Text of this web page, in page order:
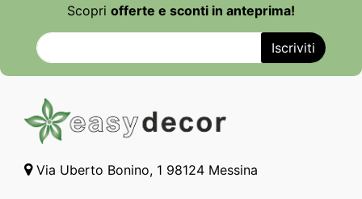
Scopri offerte e sconti in anteprima!
Via Uberto Bonino, 1 98124 Messina